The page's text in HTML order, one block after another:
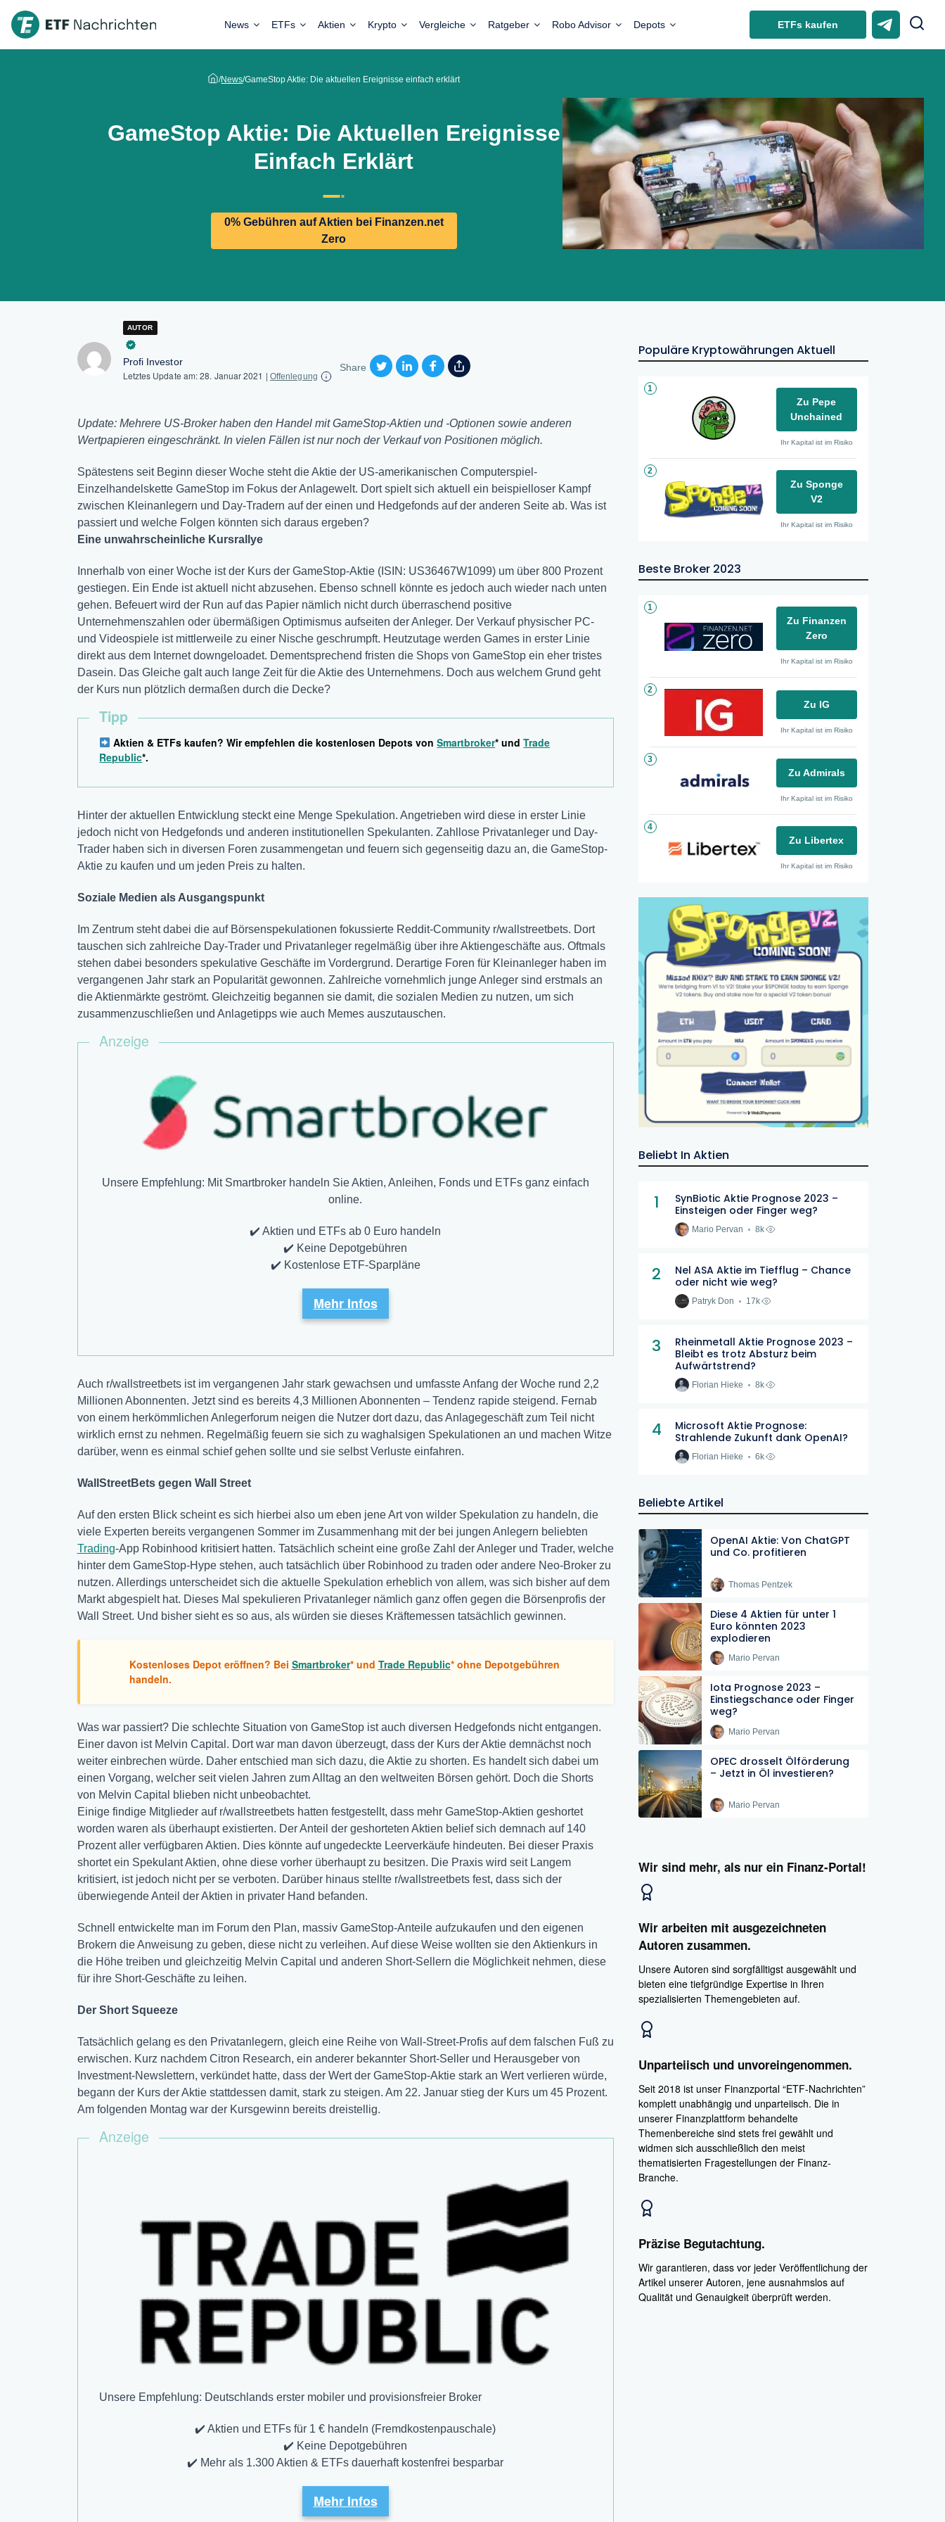
News ETFs Aktien Krypto Vergleiche Ratgeber Robo Advisor Depots ETFs kaufen
/News/GameStop Aktie: Die aktuellen Ereignisse einfach erklärt
GameStop Aktie: Die Aktuellen Ereignisse
Einfach Erklärt
0% Gebühren auf Aktien bei Finanzen.net
Zero
AUTOR
Profi Investor
Letztes Update am:28. Januar 2021 | Offenlegung
Share
Update: Mehrere US-Broker haben den Handel mit GameStop-Aktien und -Optionen sowie anderen
Wertpapieren eingeschränkt. In vielen Fällen ist nur noch der Verkauf von Positionen möglich.
Spätestens seit Beginn dieser Woche steht die Aktie der US-amerikanischen Computerspiel-
Einzelhandelskette GameStop im Fokus der Anlagewelt. Dort spielt sich aktuell ein beispielloser Kampf
zwischen Kleinanlegern und Day-Tradern auf der einen und Hedgefonds auf der anderen Seite ab. Was ist
passiert und welche Folgen könnten sich daraus ergeben?
Eine unwahrscheinliche Kursrallye
Innerhalb von einer Woche ist der Kurs der GameStop-Aktie (ISIN: US36467W1099) um über 800 Prozent
gestiegen. Ein Ende ist aktuell nicht abzusehen. Ebenso schnell könnte es jedoch auch wieder nach unten
gehen. Befeuert wird der Run auf das Papier nämlich nicht durch überraschend positive
Unternehmenszahlen oder übermäßigen Optimismus aufseiten der Anleger. Der Verkauf physischer PC-
und Videospiele ist mittlerweile zu einer Nische geschrumpft. Heutzutage werden Games in erster Linie
direkt aus dem Internet downgeloadet. Dementsprechend fristen die Shops von GameStop ein eher tristes
Dasein. Das Gleiche galt auch lange Zeit für die Aktie des Unternehmens. Doch aus welchem Grund geht
der Kurs nun plötzlich dermaßen durch die Decke?
Tipp
Aktien & ETFs kaufen? Wir empfehlen die kostenlosen Depots vonSmartbroker* undTrade
Republic*.
Hinter der aktuellen Entwicklung steckt eine Menge Spekulation. Angetrieben wird diese in erster Linie
jedoch nicht von Hedgefonds und anderen institutionellen Spekulanten. Zahllose Privatanleger und Day-
Trader haben sich in diversen Foren zusammengetan und feuern sich gegenseitig dazu an, die GameStop-
Aktie zu kaufen und um jeden Preis zu halten.
Soziale Medien als Ausgangspunkt
Im Zentrum steht dabei die auf Börsenspekulationen fokussierte Reddit-Community r/wallstreetbets. Dort
tauschen sich zahlreiche Day-Trader und Privatanleger regelmäßig über ihre Aktiengeschäfte aus. Oftmals
stehen dabei besonders spekulative Geschäfte im Vordergrund. Derartige Foren für Kleinanleger haben im
vergangenen Jahr stark an Popularität gewonnen. Zahlreiche vornehmlich junge Anleger sind erstmals an
die Aktienmärkte geströmt. Gleichzeitig begannen sie damit, die sozialen Medien zu nutzen, um sich
zusammenzuschließen und Anlagetipps wie auch Memes auszutauschen.
Anzeige
Unsere Empfehlung: Mit Smartbroker handeln Sie Aktien, Anleihen, Fonds und ETFs ganz einfach
online.
✔️ Aktien und ETFs ab 0 Euro handeln
✔️ Keine Depotgebühren
✔️ Kostenlose ETF-Sparpläne
Mehr Infos
Auch r/wallstreetbets ist im vergangenen Jahr stark gewachsen und umfasste Anfang der Woche rund 2,2
Millionen Abonnenten. Jetzt sind es bereits 4,3 Millionen Abonnenten – Tendenz rapide steigend. Fernab
von einem herkömmlichen Anlegerforum neigen die Nutzer dort dazu, das Anlagegeschäft zum Teil nicht
wirklich ernst zu nehmen. Regelmäßig feuern sie sich zu waghalsigen Spekulationen an und machen Witze
darüber, wenn es einmal schief gehen sollte und sie selbst Verluste einfahren.
WallStreetBets gegen Wall Street
Auf den ersten Blick scheint es sich hierbei also um eben jene Art von wilder Spekulation zu handeln, die
viele Experten bereits vergangenen Sommer im Zusammenhang mit der bei jungen Anlegern beliebten
Trading-App Robinhood kritisiert hatten. Tatsächlich scheint eine große Zahl der Anleger und Trader, welche
hinter dem GameStop-Hype stehen, auch tatsächlich über Robinhood zu traden oder andere Neo-Broker zu
nutzen. Allerdings unterscheidet sich die aktuelle Spekulation erheblich von allem, was sich bisher auf dem
Markt abgespielt hat. Dieses Mal spekulieren Privatanleger nämlich ganz offen gegen die Börsenprofis der
Wall Street. Und bisher sieht es so aus, als würden sie dieses Kräftemessen tatsächlich gewinnen.
Kostenloses Depot eröffnen? Bei Smartbroker* und Trade Republic* ohne Depotgebühren
handeln.
Was war passiert? Die schlechte Situation von GameStop ist auch diversen Hedgefonds nicht entgangen.
Einer davon ist Melvin Capital. Dort war man davon überzeugt, dass der Kurs der Aktie demnächst noch
weiter einbrechen würde. Daher entschied man sich dazu, die Aktie zu shorten. Es handelt sich dabei um
einen Vorgang, welcher seit vielen Jahren zum Alltag an den weltweiten Börsen gehört. Doch die Shorts
von Melvin Capital blieben nicht unbeobachtet.
Einige findige Mitglieder auf r/wallstreetbets hatten festgestellt, dass mehr GameStop-Aktien geshortet
worden waren als überhaupt existierten. Der Anteil der geshorteten Aktien belief sich demnach auf 140
Prozent aller verfügbaren Aktien. Dies könnte auf ungedeckte Leerverkäufe hindeuten. Bei dieser Praxis
shortet ein Spekulant Aktien, ohne diese vorher überhaupt zu besitzen. Die Praxis wird seit Langem
kritisiert, ist jedoch nicht per se verboten. Darüber hinaus stellte r/wallstreetbets fest, dass sich der
überwiegende Anteil der Aktien in privater Hand befanden.
Schnell entwickelte man im Forum den Plan, massiv GameStop-Anteile aufzukaufen und den eigenen
Brokern die Anweisung zu geben, diese nicht zu verleihen. Auf diese Weise wollten sie den Aktienkurs in
die Höhe treiben und gleichzeitig Melvin Capital und anderen Short-Sellern die Möglichkeit nehmen, diese
für ihre Short-Geschäfte zu leihen.
Der Short Squeeze
Tatsächlich gelang es den Privatanlegern, gleich eine Reihe von Wall-Street-Profis auf dem falschen Fuß zu
erwischen. Kurz nachdem Citron Research, ein anderer bekannter Short-Seller und Herausgeber von
Investment-Newslettern, verkündet hatte, dass der Wert der GameStop-Aktie stark an Wert verlieren würde,
begann der Kurs der Aktie stattdessen damit, stark zu steigen. Am 22. Januar stieg der Kurs um 45 Prozent.
Am folgenden Montag war der Kursgewinn bereits dreistellig.
Anzeige
Unsere Empfehlung: Deutschlands erster mobiler und provisions­freier Broker
✔️ Aktien und ETFs für 1 € handeln (Fremdkostenpauschale)
✔️ Keine Depotgebühren
✔️ Mehr als 1.300 Aktien & ETFs dauerhaft kostenfrei besparbar
Mehr Infos
Populäre Kryptowährungen Aktuell
1
Zu Pepe
Unchained
Ihr Kapital ist im Risiko
2
Zu Sponge
V2
Ihr Kapital ist im Risiko
Beste Broker 2023
1
Zu Finanzen
Zero
Ihr Kapital ist im Risiko
2
Zu IG
Ihr Kapital ist im Risiko
3
Zu Admirals
Ihr Kapital ist im Risiko
4
Zu Libertex
Ihr Kapital ist im Risiko
Beliebt In Aktien
1
SynBiotic Aktie Prognose 2023 –
Einsteigen oder Finger weg?
Mario Pervan 8k
2
Nel ASA Aktie im Tiefflug – Chance
oder nicht wie weg?
Patryk Don 17k
3
Rheinmetall Aktie Prognose 2023 –
Bleibt es trotz Absturz beim
Aufwärtstrend?
Florian Hieke 8k
4
Microsoft Aktie Prognose:
Strahlende Zukunft dank OpenAI?
Florian Hieke 6k
Beliebte Artikel
OpenAI Aktie: Von ChatGPT
und Co. profitieren
Thomas Pentzek
Diese 4 Aktien für unter 1
Euro könnten 2023
explodieren
Mario Pervan
Iota Prognose 2023 –
Einstiegschance oder Finger
weg?
Mario Pervan
OPEC drosselt Ölförderung
– Jetzt in Öl investieren?
Mario Pervan
Wir sind mehr, als nur ein Finanz-Portal!
Wir arbeiten mit ausgezeichneten
Autoren zusammen.
Unsere Autoren sind sorgfälltigst ausgewählt und
bieten eine tiefgründige Expertise in Ihren
spezialisierten Themengebieten auf.
Unparteiisch und unvoreingenommen.
Seit 2018 ist unser Finanzportal “ETF-Nachrichten”
komplett unabhängig und unparteiisch. Die in
unserer Finanzplattform behandelte
Themenbereiche sind stets frei gewählt und
widmen sich ausschließlich den meist
thematisierten Fragestellungen der Finanz-
Branche.
Präzise Begutachtung.
Wir garantieren, dass vor jeder Veröffentlichung der
Artikel unserer Autoren, jene ausnahmslos auf
Qualität und Genauigkeit überprüft werden.